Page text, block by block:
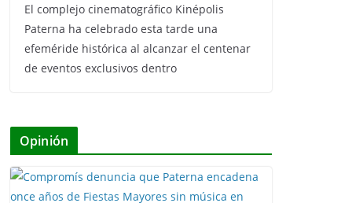
El complejo cinematográfico Kinépolis
Paterna ha celebrado esta tarde una
efeméride histórica al alcanzar el centenar
de eventos exclusivos dentro
Opinión